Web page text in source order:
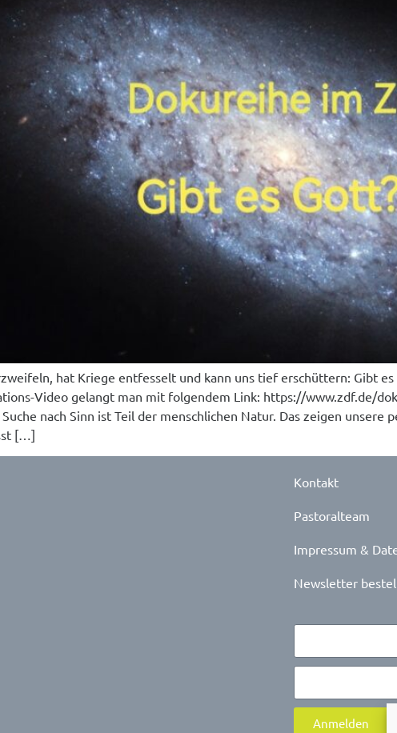
hat Kriege entfesselt und kann uns tief erschüttern: Gibt
Video gelangt man mit folgendem Link: https://www.zdf.de/
nach Sinn ist Teil der menschlichen Natur. Das zeigen unsere
[…]
Kontakt
Pastoralteam
Impressum &
Newsletter
Anmelden